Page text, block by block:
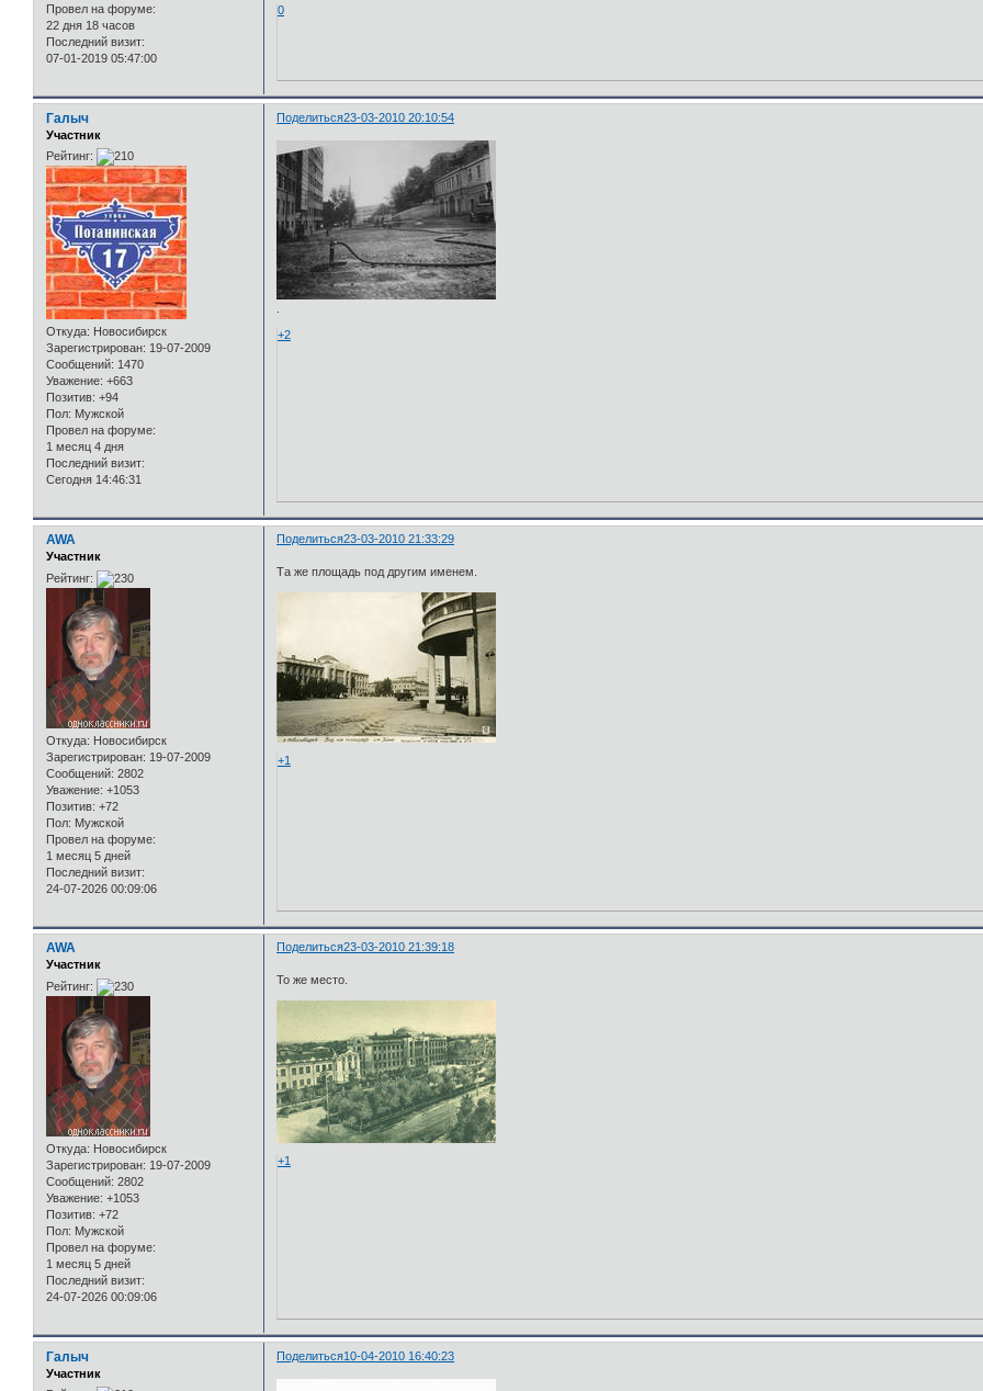
Провел на форуме:
22 дня 18 часов
Последний визит:
07-01-2019 05:47:00
0
Поделиться23-03-2010 20:10:54
Галыч
Участник
Рейтинг:
Откуда: Новосибирск
Зарегистрирован: 19-07-2009
Сообщений: 1470
Уважение: +663
Позитив: +94
Пол: Мужской
Провел на форуме:
1 месяц 4 дня
Последний визит:
Сегодня 14:46:31
+2
Поделиться23-03-2010 21:33:29
AWA
Участник
Рейтинг:
Откуда: Новосибирск
Зарегистрирован: 19-07-2009
Сообщений: 2802
Уважение: +1053
Позитив: +72
Пол: Мужской
Провел на форуме:
1 месяц 5 дней
Последний визит:
24-07-2026 00:09:06
Та же площадь под другим именем.
+1
Поделиться23-03-2010 21:39:18
AWA
Участник
Рейтинг:
Откуда: Новосибирск
Зарегистрирован: 19-07-2009
Сообщений: 2802
Уважение: +1053
Позитив: +72
Пол: Мужской
Провел на форуме:
1 месяц 5 дней
Последний визит:
24-07-2026 00:09:06
То же место.
+1
Поделиться10-04-2010 16:40:23
Галыч
Участник